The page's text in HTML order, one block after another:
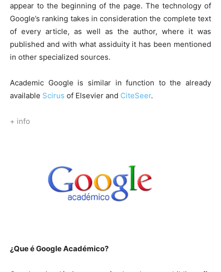
appear to the beginning of the page. The technology of
Google’s ranking takes in consideration the complete text
of every article, as well as the author, where it was
published and with what assiduity it has been mentioned
in other specialized sources.
Academic Google is similar in function to the already
available Scirus of Elsevier and CiteSeer.
+ info
¿Que é Google Académico?